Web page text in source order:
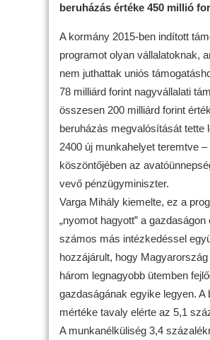
beruházás értéke 450 millió
A kormány 2015-ben indított
programot olyan vállalatoknak,
nem juthattak uniós
78 milliárd forint nagyvállalati
összesen 200 milliárd forint
beruházás megvalósítását tette
2400 új munkahelyet teremtve –
köszöntőjében az
vevő pénzügyminiszter.
Varga Mihály kiemelte, ez a
„nyomot hagyott” a gazdaságon
számos más intézkedéssel
hozzájárult, hogy
három legnagyobb ütemben
gazdaságának egyike legyen. A
mértéke tavaly elérte az 5,1
A munkanélküliség 3,4